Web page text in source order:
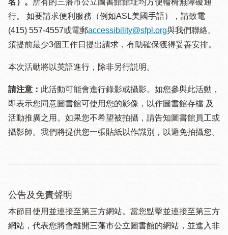
名）。
所有的三藩市公立圖書館館址均方便輪椅無障礙通
行。 如要請求便利服務（例如ASL美國手語），請致電
(415) 557-4557或電郵accessibility@sfpl.org與我們聯絡。
須提 前最少3個工作日提出請求，有助確保獲得妥善安排。
本次活動將以英語進行，除非另行説明。
請注意： 此活動可能會進行錄影或攝影。如您參與此活動，
即表示您同意圖書館可使用您的影像，以作圖書館存檔 及
活動推廣之用。如果您不希望被拍攝，請告知圖書館員工或
攝影師。我們將提供您一張貼紙以作識別，以避免拍攝您。
公告及免責聲明
本節目使用並連接至第三方網站。當您點擊並連接至第三方
網站，代表您將會離開三藩市公立圖書館的網站，並進入非